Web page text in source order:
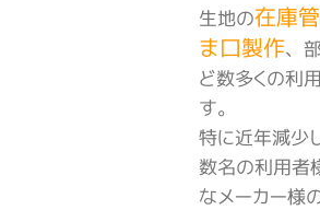
生地の在庫
ま口製作、
ど数多くの利
す。
特に近年減少
数名の利用者
なメーカー様